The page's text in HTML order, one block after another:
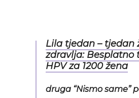
Lila tjedan – tjedan
zdravlja: Besplatno
HPV za 1200 žena
druga “Nismo same”